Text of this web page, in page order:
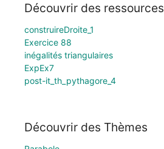
Découvrir des ressources
construireDroite_1
Exercice 88
inégalités triangulaires
ExpEx7
post-it_th_pythagore_4
Découvrir des Thèmes